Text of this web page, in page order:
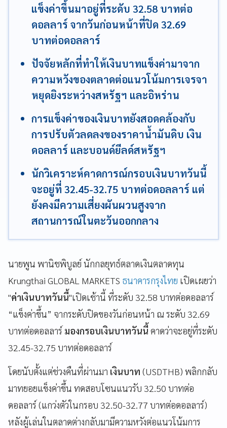
แข็งค่าขึ้นมาอยู่ที่ระดับ 32.58 บาทต่อ
ดอลลาร์ จากวันก่อนหน้าที่ปิด 32.69
บาทต่อดอลลาร์
ปัจจัยหลักที่ทำให้เงินบาทแข็งค่ามาจาก
ความหวังของตลาดต่อแนวโน้มการเจรจา
หยุดยิงระหว่างสหรัฐฯ และอิหร่าน
การแข็งค่าของเงินบาทยังสอดคล้องกับ
การปรับตัวลดลงของราคาน้ำมันดิบ เงิน
ดอลลาร์ และบอนด์ยีลด์สหรัฐฯ
นักวิเคราะห์คาดการณ์กรอบเงินบาทวันนี้
จะอยู่ที่ 32.45-32.75 บาทต่อดอลลาร์ แต่
ยังคงมีความเสี่ยงผันผวนสูงจาก
สถานการณ์ในตะวันออกกลาง
นายพูน พานิชพิบูลย์ นักกลยุทธ์ตลาดเงินตลาดทุน
Krungthai GLOBAL MARKETS ธนาคารกรุงไทย เปิดเผยว่า
"ค่าเงินบาทวันนี้"เปิดเช้านี้ ที่ระดับ 32.58 บาทต่อดอลลาร์
“แข็งค่าขึ้น” จากระดับปิดของวันก่อนหน้า ณ ระดับ 32.69
บาทต่อดอลลาร์ มองกรอบเงินบาทวันนี้ คาดว่าจะอยู่ที่ระดับ
32.45-32.75 บาทต่อดอลลาร์
โดยนับตั้งแต่ช่วงคืนที่ผ่านมา เงินบาท (USDTHB) พลิกกลับ
มาทยอยแข็งค่าขึ้น ทดสอบโซนแนวรับ 32.50 บาทต่อ
ดอลลาร์ (แกว่งตัวในกรอบ 32.50-32.77 บาทต่อดอลลาร์)
หลังผู้เล่นในตลาดต่างกลับมามีความหวังต่อแนวโน้มการ